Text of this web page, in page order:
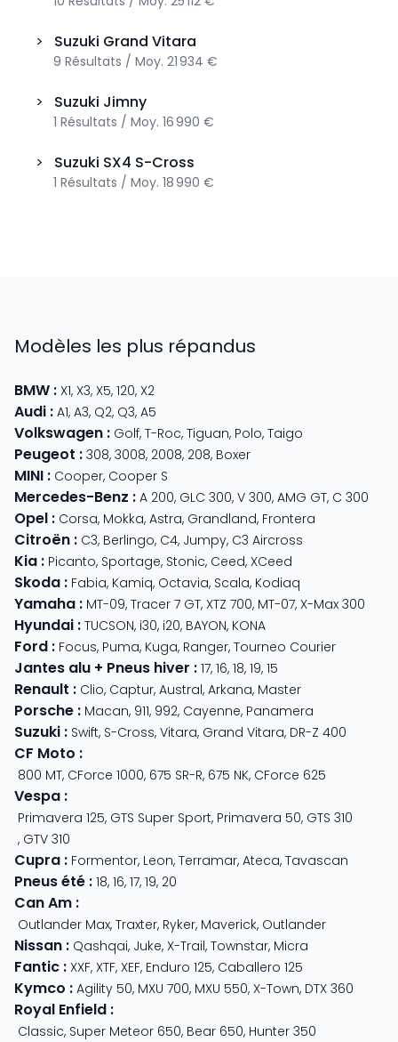
> Suzuki Grand Vitara
9 Résultats / Moy. 21 934 €
> Suzuki Jimny
1 Résultats / Moy. 16 990 €
> Suzuki SX4 S-Cross
1 Résultats / Moy. 18 990 €
Modèles les plus répandus
BMW : X1, X3, X5, 120, X2
Audi : A1, A3, Q2, Q3, A5
Volkswagen : Golf, T-Roc, Tiguan, Polo, Taigo
Peugeot : 308, 3008, 2008, 208, Boxer
MINI : Cooper, Cooper S
Mercedes-Benz : A 200, GLC 300, V 300, AMG GT, C 300
Opel : Corsa, Mokka, Astra, Grandland, Frontera
Citroën : C3, Berlingo, C4, Jumpy, C3 Aircross
Kia : Picanto, Sportage, Stonic, Ceed, XCeed
Skoda : Fabia, Kamiq, Octavia, Scala, Kodiaq
Yamaha : MT-09, Tracer 7 GT, XTZ 700, MT-07, X-Max 300
Hyundai : TUCSON, i30, i20, BAYON, KONA
Ford : Focus, Puma, Kuga, Ranger, Tourneo Courier
Jantes alu + Pneus hiver : 17, 16, 18, 19, 15
Renault : Clio, Captur, Austral, Arkana, Master
Porsche : Macan, 911, 992, Cayenne, Panamera
Suzuki : Swift, S-Cross, Vitara, Grand Vitara, DR-Z 400
CF Moto :
800 MT, CForce 1000, 675 SR-R, 675 NK, CForce 625
Vespa :
Primavera 125, GTS Super Sport, Primavera 50, GTS 310
, GTV 310
Cupra : Formentor, Leon, Terramar, Ateca, Tavascan
Pneus été : 18, 16, 17, 19, 20
Can Am :
Outlander Max, Traxter, Ryker, Maverick, Outlander
Nissan : Qashqai, Juke, X-Trail, Townstar, Micra
Fantic : XXF, XTF, XEF, Enduro 125, Caballero 125
Kymco : Agility 50, MXU 700, MXU 550, X-Town, DTX 360
Royal Enfield :
Classic, Super Meteor 650, Bear 650, Hunter 350